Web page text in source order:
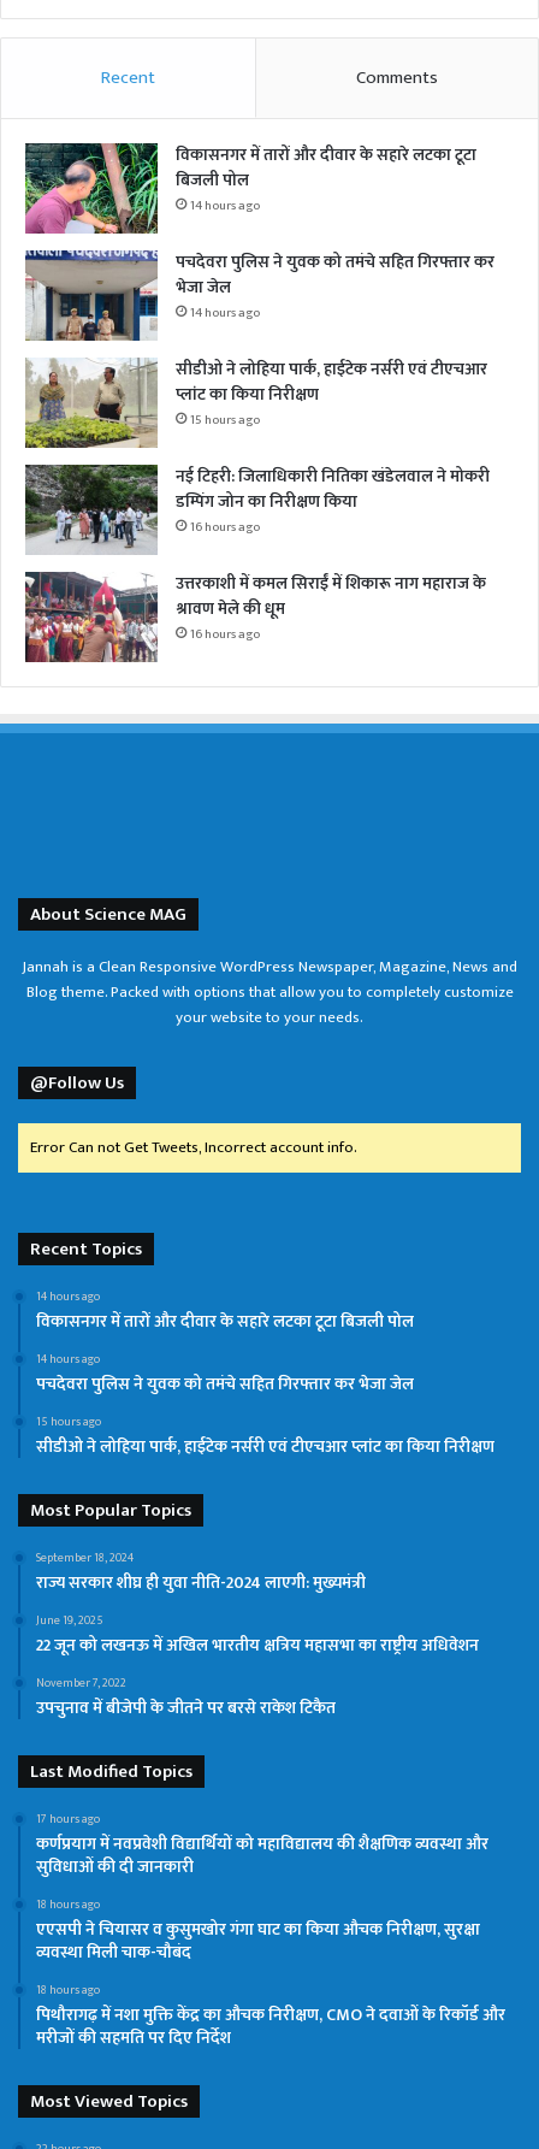
Recent Comments
विकासनगर में तारों और दीवार के सहारे लटका टूटा
बिजली पोल
14 hours ago
पचदेवरा पुलिस ने युवक को तमंचे सहित गिरफ्तार कर
भेजा जेल
14 hours ago
सीडीओ ने लोहिया पार्क, हाईटेक नर्सरी एवं टीएचआर
प्लांट का किया निरीक्षण
15 hours ago
नई टिहरी: जिलाधिकारी नितिका खंडेलवाल ने मोकरी
डम्पिंग जोन का निरीक्षण किया
16 hours ago
उत्तरकाशी में कमल सिराईं में शिकारू नाग महाराज के
श्रावण मेले की धूम
16 hours ago
About Science MAG
Jannah is a Clean Responsive WordPress Newspaper, Magazine, News and
Blog theme. Packed with options that allow you to completely customize
your website to your needs.
@Follow Us
Error Can not Get Tweets, Incorrect account info.
Recent Topics
14 hours ago
विकासनगर में तारों और दीवार के सहारे लटका टूटा बिजली पोल
14 hours ago
पचदेवरा पुलिस ने युवक को तमंचे सहित गिरफ्तार कर भेजा जेल
15 hours ago
सीडीओ ने लोहिया पार्क, हाईटेक नर्सरी एवं टीएचआर प्लांट का किया निरीक्षण
Most Popular Topics
September 18, 2024
राज्य सरकार शीघ्र ही युवा नीति-2024 लाएगी: मुख्यमंत्री
June 19, 2025
22 जून को लखनऊ में अखिल भारतीय क्षत्रिय महासभा का राष्ट्रीय अधिवेशन
November 7, 2022
उपचुनाव में बीजेपी के जीतने पर बरसे राकेश टिकैत
Last Modified Topics
17 hours ago
कर्णप्रयाग में नवप्रवेशी विद्यार्थियों को महाविद्यालय की शैक्षणिक व्यवस्था और
सुविधाओं की दी जानकारी
18 hours ago
एएसपी ने चियासर व कुसुमखोर गंगा घाट का किया औचक निरीक्षण, सुरक्षा
व्यवस्था मिली चाक-चौबंद
18 hours ago
पिथौरागढ़ में नशा मुक्ति केंद्र का औचक निरीक्षण, CMO ने दवाओं के रिकॉर्ड और
मरीजों की सहमति पर दिए निर्देश
Most Viewed Topics